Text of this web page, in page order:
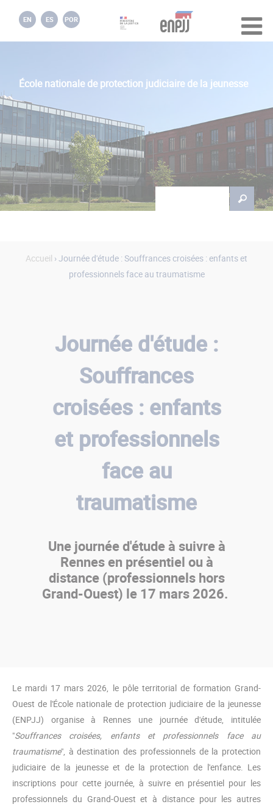
École nationale de protection judiciaire de la jeunesse
EN ES POR
Formulaire de
Vous êtes ici
Accueil › Journée d'étude : Souffrances croisées : enfants et
professionnels face au traumatisme
Journée d'étude :
Souffrances
croisées : enfants
et professionnels
face au
traumatisme
Une journée d'étude à suivre à
Rennes en présentiel ou à
distance (professionnels hors
Grand-Ouest) le 17 mars 2026.
Le mardi 17 mars 2026, le pôle territorial de formation Grand-
Ouest de l'École nationale de protection judiciaire de la jeunesse
(ENPJJ) organise à Rennes une journée d'étude, intitulée
"Souffrances croisées, enfants et professionnels face au
traumatisme", à destination des professionnels de la protection
judiciaire de la jeunesse et de la protection de l'enfance. Les
inscriptions pour cette journée, à suivre en présentiel pour les
professionnels du Grand-Ouest et à distance pour les autres